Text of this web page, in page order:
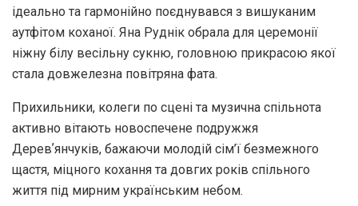
ідеально та гармонійно поєднувався з вишуканим
аутфітом коханої. Яна Руднік обрала для церемонії
ніжну білу весільну сукню, головною прикрасою якої
стала довжелезна повітряна фата.
Прихильники, колеги по сцені та музична спільнота
активно вітають новоспечене подружжя
Деревʼянчуків, бажаючи молодій сім’ї безмежного
щастя, міцного кохання та довгих років спільного
життя під мирним українським небом.